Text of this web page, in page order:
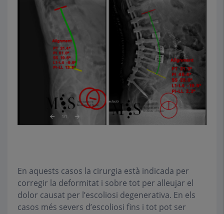
En aquests casos la cirurgia està indicada per
corregir la deformitat i sobre tot per alleujar el
dolor causat per l’escoliosi degenerativa. En els
casos més severs d’escoliosi fins i tot pot ser